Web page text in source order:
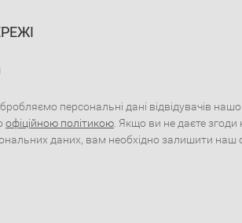
персональні дані відвідувачів
офіційною політикою. Якщо ви не даєте згоди
даних, вам необхідно залишити наш